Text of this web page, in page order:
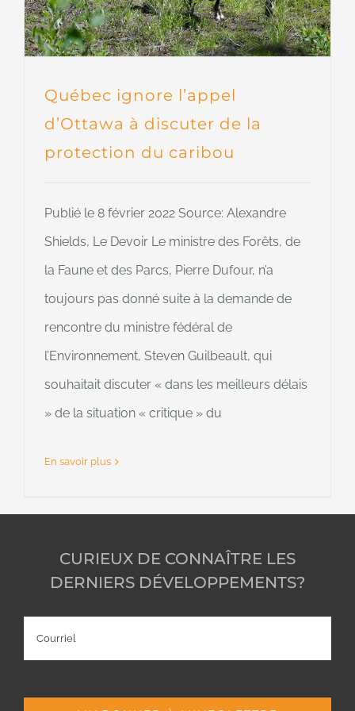
Québec ignore l’appel
d’Ottawa à discuter de la
protection du caribou
Publié le 8 février 2022 Source: Alexandre
Shields, Le Devoir Le ministre des Forêts, de
la Faune et des Parcs, Pierre Dufour, n’a
toujours pas donné suite à la demande de
rencontre du ministre fédéral de
l’Environnement, Steven Guilbeault, qui
souhaitait discuter « dans les meilleurs délais
» de la situation « critique » du
En savoir plus
CURIEUX DE CONNAÎTRE LES
DERNIERS DÉVELOPPEMENTS?